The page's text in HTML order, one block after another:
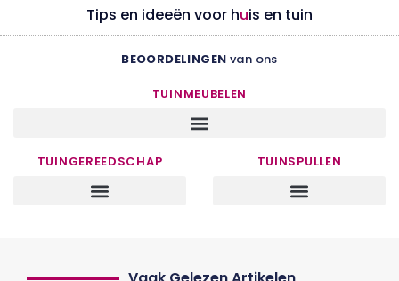
Tips en ideeën voor huis en tuin
BEOORDELINGEN van ons
TUINMEUBELEN
TUINGEREEDSCHAP TUINSPULLEN